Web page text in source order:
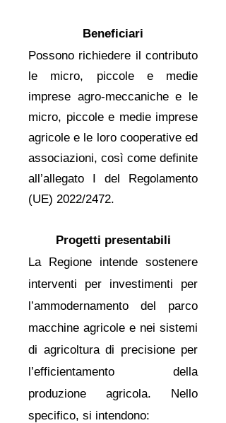
Beneficiari
Possono richiedere il contributo
le micro, piccole e medie
imprese agro-meccaniche e le
micro, piccole e medie imprese
agricole e le loro cooperative ed
associazioni, così come definite
all’allegato I del Regolamento
(UE) 2022/2472.
Progetti presentabili
La Regione intende sostenere
interventi per investimenti per
l’ammodernamento del parco
macchine agricole e nei sistemi
di agricoltura di precisione per
l’efficientamento della
produzione agricola. Nello
specifico, si intendono: